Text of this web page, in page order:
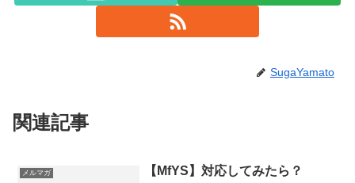
SugaYamato
関連記事
メルマガ 【MfYS】対応してみたら？